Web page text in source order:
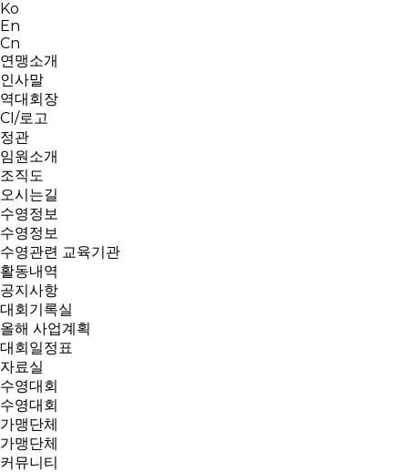
Ko
En
Cn
연맹소개
인사말
역대회장
CI/로고
정관
임원소개
조직도
오시는길
수영정보
수영정보
수영관련 교육기관
활동내역
공지사항
대회기록실
올해 사업계획
대회일정표
자료실
수영대회
수영대회
가맹단체
가맹단체
커뮤니티